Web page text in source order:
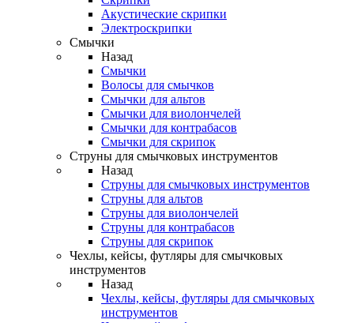
Акустические скрипки
Электроскрипки
Смычки
Назад
Смычки
Волосы для смычков
Смычки для альтов
Смычки для виолончелей
Смычки для контрабасов
Смычки для скрипок
Струны для смычковых инструментов
Назад
Струны для смычковых инструментов
Струны для альтов
Струны для виолончелей
Струны для контрабасов
Струны для скрипок
Чехлы, кейсы, футляры для смычковых
инструментов
Назад
Чехлы, кейсы, футляры для смычковых
инструментов